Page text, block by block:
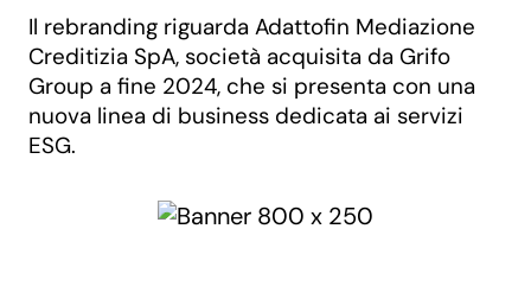
Il rebranding riguarda Adattofin Mediazione
Creditizia SpA, società acquisita da Grifo
Group a fine 2024, che si presenta con una
nuova linea di business dedicata ai servizi
ESG.